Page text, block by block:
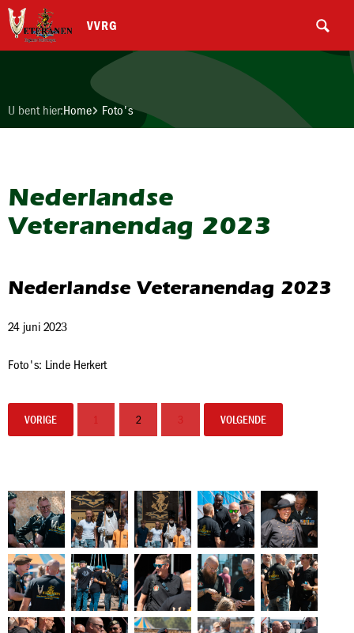
VVRG
U bent hier:Home Foto's
Nederlandse
Veteranendag 2023
Nederlandse Veteranendag 2023
24 juni 2023
Foto's: Linde Herkert
VORIGE 1 2 3 VOLGENDE